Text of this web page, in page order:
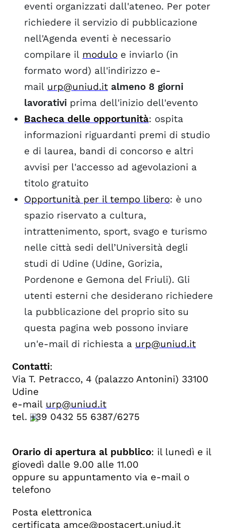
eventi organizzati dall'ateneo. Per poter
richiedere il servizio di pubblicazione
nell'Agenda eventi è necessario
compilare il modulo e inviarlo (in
formato word) all'indirizzo e-
mail urp@uniud.it almeno 8 giorni
lavorativi prima dell'inizio dell'evento
Bacheca delle opportunità: ospita
informazioni riguardanti premi di studio
e di laurea, bandi di concorso e altri
avvisi per l'accesso ad agevolazioni a
titolo gratuito
Opportunità per il tempo libero: è uno
spazio riservato a cultura,
intrattenimento, sport, svago e turismo
nelle città sedi dell’Università degli
studi di Udine (Udine, Gorizia,
Pordenone e Gemona del Friuli). Gli
utenti esterni che desiderano richiedere
la pubblicazione del proprio sito su
questa pagina web possono inviare
un'e-mail di richiesta a urp@uniud.it
Contatti:
Via T. Petracco, 4 (palazzo Antonini) 33100
Udine
e-mail urp@uniud.it
tel. +39 0432 55 6387/6275
Orario di apertura al pubblico: il lunedì e il
giovedì dalle 9.00 alle 11.00
oppure su appuntamento via e-mail o
telefono
Posta elettronica
certificata amce@postacert.uniud.it